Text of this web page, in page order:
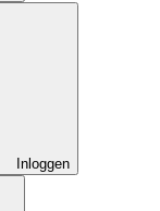
Inloggen